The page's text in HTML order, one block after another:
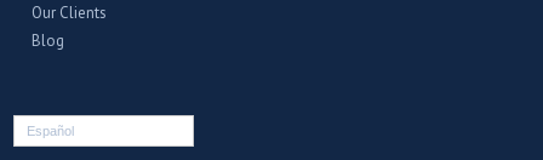
Our Clients
Blog
Español